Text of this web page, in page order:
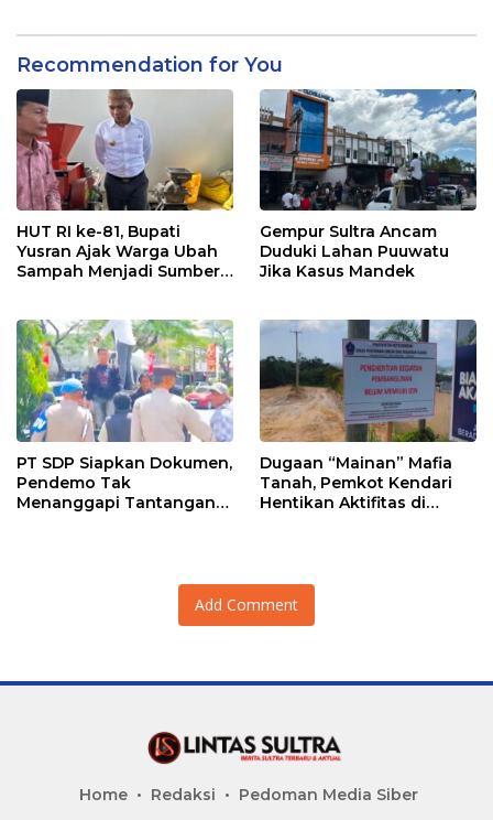
Recommendation for You
HUT RI ke-81, Bupati
Yusran Ajak Warga Ubah
Sampah Menjadi Sumber
Gempur Sultra Ancam
Duduki Lahan Puuwatu
Jika Kasus Mandek
PT SDP Siapkan Dokumen,
Pendemo Tak
Menanggapi Tantangan
Dugaan “Mainan” Mafia
Tanah, Pemkot Kendari
Hentikan Aktifitas di
Add Comment
Home Redaksi Pedoman Media Siber